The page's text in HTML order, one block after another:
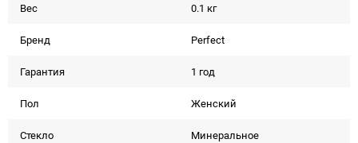
Вес 0.1 кг
Бренд Perfect
Гарантия 1 год
Пол Женский
Стекло Минеральное